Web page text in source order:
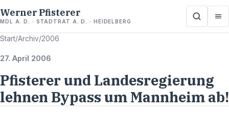
Werner Pfisterer
MDL A. D. · STADTRAT A. D. · HEIDELBERG
Start/Archiv/2006
27. April 2006
Pfisterer und Landesregierung
lehnen Bypass um Mannheim ab!